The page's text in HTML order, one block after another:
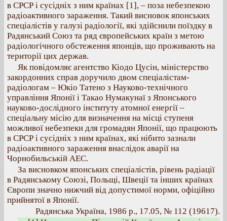
в СРСР і сусідніх з ним країнах [1], – поза небезпекою
радіоактивного зараження. Такий висновок японських
спеціалістів у галузі радіології, які здійснили поїздку в
Радянський Союз та ряд європейських країн з метою
радіологічного обстеження японців, що проживають на
території цих держав.
Як повідомляє агентство Кіодо Цусін, міністерство
закордонних справ доручило двом спеціалістам-
радіологам – Юкіо Татено з Науково-технічного
управління Японії і Такао Нумакунаї з Японського
науково-дослідного інституту атомної енергії –
спеціальну місію для визначення на місці ступеня
можливої небезпеки для громадян Японії, що працюють
в СРСР і сусідніх з ним країнах, які нібито зазнали
радіоактивного зараження внаслідок аварії на
Чорнобильській АЕС.
За висновком японських спеціалістів, рівень радіації
в Радянському Союзі, Польщі, Швеції та інших країнах
Європи значно нижчий від допустимої норми, офіційно
прийнятої в Японії.
Радянська Україна, 1986 р., 17.05, № 112 (19617).